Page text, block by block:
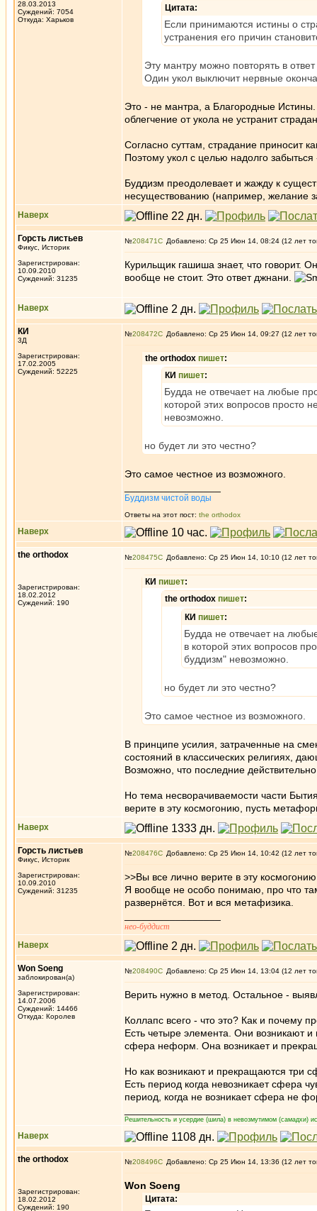
28.03.2013
Суждений: 7054
Откуда: Харьков
Цитата:
Если принимаются истины о
устранения его причин
Эту мантру можно повторять в
Один укол выключит нервные
Это - не мантра, а Благородные
облегчение от укола не устранит
Согласно суттам, страдание приносит
Поэтому укол с целью надолго
Буддизм преодолевает и жажду к
несуществованию (например, желание
Наверх
Горсть листьев
Фикус, Историк
Зарегистрирован:
10.09.2010
Суждений: 31235
№208471 Добавлено: Ср 25 Июн 14, 08:24 (12 лет
Курильщик гашиша знает, что говорит.
вообще не стоит. Это ответ джнани.
Наверх
КИ
3Д
Зарегистрирован:
17.02.2005
Суждений: 52225
№208472 Добавлено: Ср 25 Июн 14, 09:27 (12 лет
the orthodox пишет:
КИ пишет:
Будда не отвечает на любые
которой этих вопросов просто
невозможно.
но будет ли это честно?
Это самое честное из возможного.
Буддизм чистой воды
Ответы на этот пост: the orthodox
Наверх
the orthodox
Зарегистрирован:
18.02.2012
Суждений: 190
№208475 Добавлено: Ср 25 Июн 14, 10:10 (12 лет
КИ пишет:
the orthodox пишет:
КИ пишет:
Будда не отвечает на
в которой этих вопросов
буддизм" невозможно.
но будет ли это честно?
Это самое честное из возможного.
В принципе усилия, затраченные на
состояний в классических религиях,
Возможно, что последние
Но тема несворачиваемости части
верите в эту космогонию, пусть
Наверх
Горсть листьев
Фикус, Историк
Зарегистрирован:
10.09.2010
Суждений: 31235
№208476 Добавлено: Ср 25 Июн 14, 10:42 (12 лет
>>Вы все лично верите в эту
Я вообще не особо понимаю, про что
развернётся. Вот и вся метафизика.
нео-буддист
Наверх
Won Soeng
заблокирован(а)
Зарегистрирован:
14.07.2006
Суждений: 14466
Откуда: Королев
№208490 Добавлено: Ср 25 Июн 14, 13:04 (12 лет
Верить нужно в метод. Остальное -
Коллапс всего - что это? Как и почему
Есть четыре элемента. Они возникают
сфера неформ. Она возникает и
Но как возникают и прекращаются три
Есть период когда невозникает сфера
период, когда не возникает сфера не
Решительность и усердие (шила) в невозмутимом (самадхи)
Наверх
the orthodox
Зарегистрирован:
18.02.2012
Суждений: 190
№208496 Добавлено: Ср 25 Июн 14, 13:36 (12 лет
Won Soeng
Цитата: